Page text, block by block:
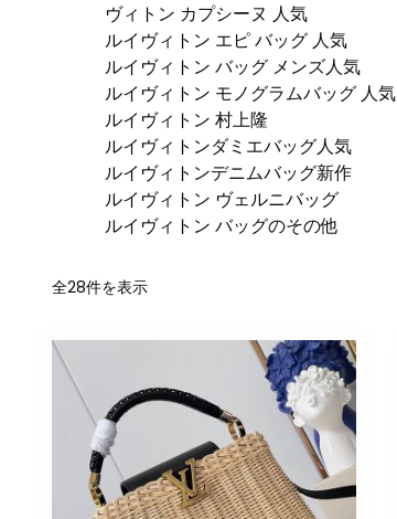
ヴィトン カプシーヌ 人気
ルイヴィトン エピ バッグ 人気
ルイヴィトン バッグ メンズ人気
ルイヴィトン モノグラムバッグ 人気
ルイヴィトン 村上隆
ルイヴィトンダミエバッグ人気
ルイヴィトンデニムバッグ新作
ルイヴィトン ヴェルニバッグ
ルイヴィトン バッグのその他
全28件を表示新
い